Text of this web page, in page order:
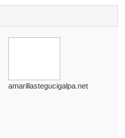
amarillastegucigalpa.net